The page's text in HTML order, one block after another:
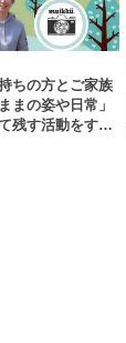
ちの方とご家族
まの姿や日常」
残す活動をす…